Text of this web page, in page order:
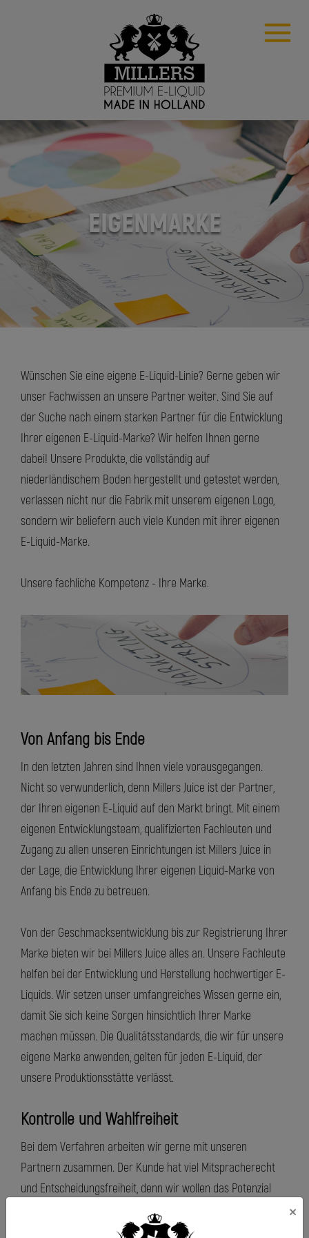
×
EIGENMARKE
Wünschen Sie eine eigene E-Liquid-Linie? Gerne geben wir
unser Fachwissen an unsere Partner weiter. Sind Sie auf
der Suche nach einem starken Partner für die Entwicklung
Ihrer eigenen E-Liquid-Marke? Wir helfen Ihnen gerne
dabei! Unsere Produkte, die vollständig auf
niederländischem Boden hergestellt und getestet werden,
verlassen nicht nur die Fabrik mit unserem eigenen Logo,
sondern wir beliefern auch viele Kunden mit ihrer eigenen
E-Liquid-Marke.
Unsere fachliche Kompetenz - Ihre Marke.
Von Anfang bis Ende
In den letzten Jahren sind Ihnen viele vorausgegangen.
Nicht so verwunderlich, denn Millers Juice ist der Partner,
der Ihren eigenen E-Liquid auf den Markt bringt. Mit einem
eigenen Entwicklungsteam, qualifizierten Fachleuten und
Zugang zu allen unseren Einrichtungen ist Millers Juice in
der Lage, die Entwicklung Ihrer eigenen Liquid-Marke von
Anfang bis Ende zu betreuen.
Von der Geschmacksentwicklung bis zur Registrierung Ihrer
Marke bieten wir bei Millers Juice alles an. Unsere Fachleute
helfen bei der Entwicklung und Herstellung hochwertiger E-
Liquids. Wir setzen unser umfangreiches Wissen gerne ein,
damit Sie sich keine Sorgen hinsichtlich Ihrer Marke
machen müssen. Die Qualitätsstandards, die wir für unsere
eigene Marke anwenden, gelten für jeden E-Liquid, der
unsere Produktionsstätte verlässt.
Kontrolle und Wahlfreiheit
Bei dem Verfahren arbeiten wir gerne mit unseren
Partnern zusammen. Der Kunde hat viel Mitspracherecht
und Entscheidungsfreiheit, denn wir wollen das Potenzial
aller Beteiligten ausschöpfen. Sind Sie an Ihrer eigenen E-
Liquid-Marke interessiert oder möchten Sie Ihre